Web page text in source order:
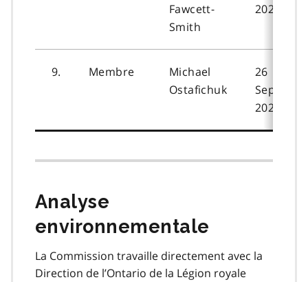
Fawcett-
Smith
2024
9. Membre
Michael
Ostafichuk
26
2024
Analyse
environnementale
La Commission travaille directement avec la
Direction de l’Ontario de la Légion royale